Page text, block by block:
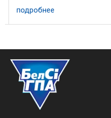
и прочной конструкцией, что
делает его идеальным для
эксплуатации в условиях
подробнее